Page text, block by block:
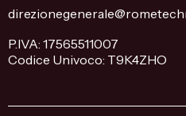
P.IVA: 17565511007
Codice Univoco: T9K4ZHO